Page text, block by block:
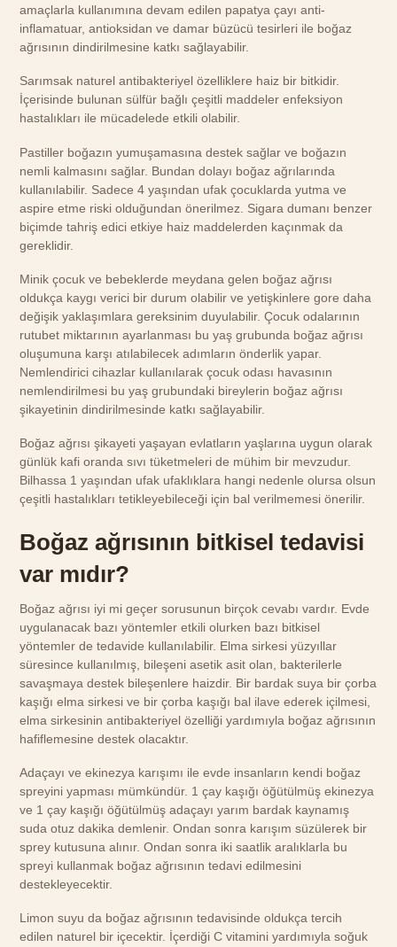
amaçlarla kullanımına devam edilen papatya çayı anti-
inflamatuar, antioksidan ve damar büzücü tesirleri ile boğaz
ağrısının dindirilmesine katkı sağlayabilir.
Sarımsak naturel antibakteriyel özelliklere haiz bir bitkidir.
İçerisinde bulunan sülfür bağlı çeşitli maddeler enfeksiyon
hastalıkları ile mücadelede etkili olabilir.
Pastiller boğazın yumuşamasına destek sağlar ve boğazın
nemli kalmasını sağlar. Bundan dolayı boğaz ağrılarında
kullanılabilir. Sadece 4 yaşından ufak çocuklarda yutma ve
aspire etme riski olduğundan önerilmez. Sigara dumanı benzer
biçimde tahriş edici etkiye haiz maddelerden kaçınmak da
gereklidir.
Minik çocuk ve bebeklerde meydana gelen boğaz ağrısı
oldukça kaygı verici bir durum olabilir ve yetişkinlere gore daha
değişik yaklaşımlara gereksinim duyulabilir. Çocuk odalarının
rutubet miktarının ayarlanması bu yaş grubunda boğaz ağrısı
oluşumuna karşı atılabilecek adımların önderlik yapar.
Nemlendirici cihazlar kullanılarak çocuk odası havasının
nemlendirilmesi bu yaş grubundaki bireylerin boğaz ağrısı
şikayetinin dindirilmesinde katkı sağlayabilir.
Boğaz ağrısı şikayeti yaşayan evlatların yaşlarına uygun olarak
günlük kafi oranda sıvı tüketmeleri de mühim bir mevzudur.
Bilhassa 1 yaşından ufak ufaklıklara hangi nedenle olursa olsun
çeşitli hastalıkları tetikleyebileceği için bal verilmemesi önerilir.
Boğaz ağrısının bitkisel tedavisi
var mıdır?
Boğaz ağrısı iyi mi geçer sorusunun birçok cevabı vardır. Evde
uygulanacak bazı yöntemler etkili olurken bazı bitkisel
yöntemler de tedavide kullanılabilir. Elma sirkesi yüzyıllar
süresince kullanılmış, bileşeni asetik asit olan, bakterilerle
savaşmaya destek bileşenlere haizdir. Bir bardak suya bir çorba
kaşığı elma sirkesi ve bir çorba kaşığı bal ilave ederek içilmesi,
elma sirkesinin antibakteriyel özelliği yardımıyla boğaz ağrısının
hafiflemesine destek olacaktır.
Adaçayı ve ekinezya karışımı ile evde insanların kendi boğaz
spreyini yapması mümkündür. 1 çay kaşığı öğütülmüş ekinezya
ve 1 çay kaşığı öğütülmüş adaçayı yarım bardak kaynamış
suda otuz dakika demlenir. Ondan sonra karışım süzülerek bir
sprey kutusuna alınır. Ondan sonra iki saatlik aralıklarla bu
spreyi kullanmak boğaz ağrısının tedavi edilmesini
destekleyecektir.
Limon suyu da boğaz ağrısının tedavisinde oldukça tercih
edilen naturel bir içecektir. İçerdiği C vitamini yardımıyla soğuk